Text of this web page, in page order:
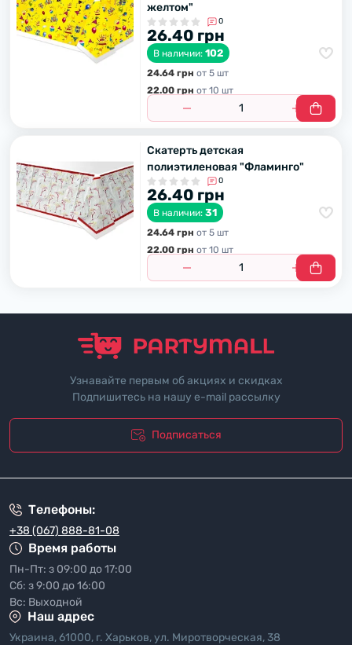
желтом"
0
26.40 грн
В наличии: 102
24.64 грн от 5 шт
22.00 грн от 10 шт
Скатерть детская
полиэтиленовая "Фламинго"
0
26.40 грн
В наличии: 31
24.64 грн от 5 шт
22.00 грн от 10 шт
Узнавайте первым об акциях и скидках
Подпишитесь на нашу e-mail рассылку
Подписаться
Телефоны:
+38 (067) 888-81-08
Время работы
Пн-Пт: з 09:00 до 17:00
Сб: з 9:00 до 16:00
Вс: Выходной
Наш адрес
Украина, 61000, г. Харьков, ул. Миротворческая, 38